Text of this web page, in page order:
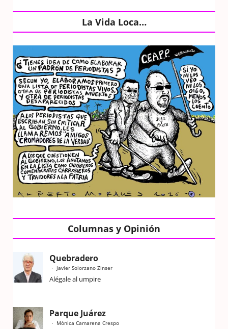
La Vida Loca…
Columnas y Opinión
Quebradero
Javier Solorzano Zinser
Alégale al umpire
Parque Juárez
Mónica Camarena Crespo